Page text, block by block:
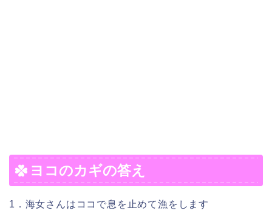
ヨコのカギの答え
1．海女さんはココで息を止めて漁をします